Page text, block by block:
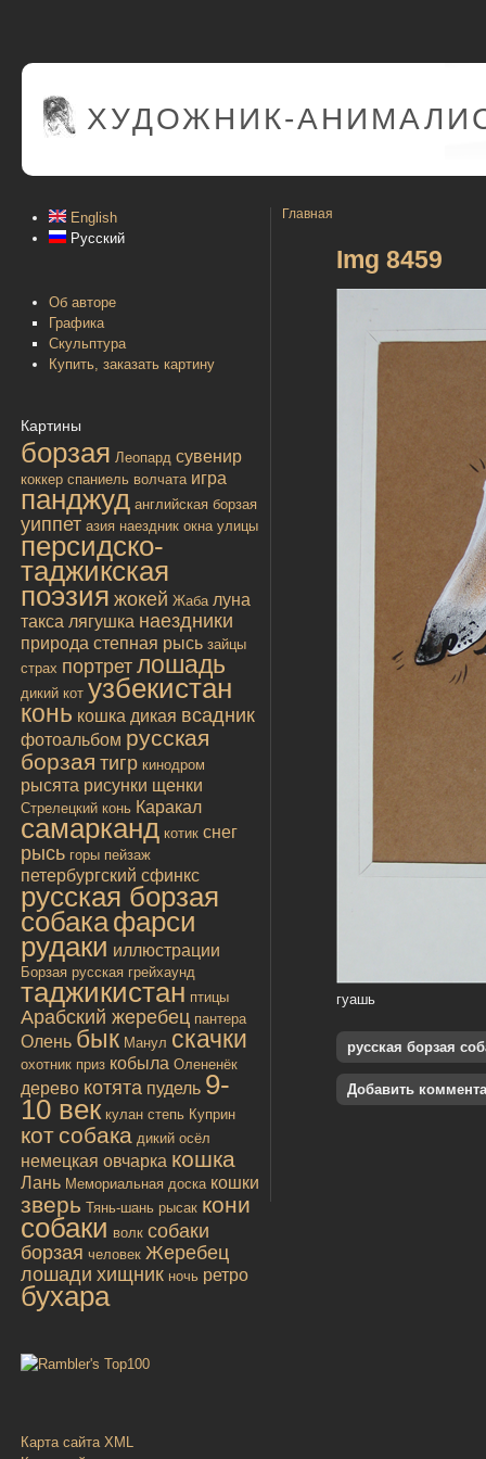
ХУДОЖНИК-
English
Русский
Об авторе
Графика
Скульптура
Купить, заказать картину
Картины
борзая Леопард сувенир
коккер спаниель волчата игра
панджуд английская борзая
уиппет азия наездник окна улицы
персидско-
таджикская
поэзия жокей Жаба луна
такса лягушка наездники
природа степная рысь зайцы
страх портрет лошадь
дикий кот узбекистан
конь кошка дикая всадник
фотоальбом русская
борзая тигр кинодром
рысята рисунки щенки
Стрелецкий конь Каракал
самарканд котик снег
рысь горы пейзаж
петербургский сфинкс
русская борзая
собакафарси
рудаки иллюстрации
Борзая русская грейхаунд
таджикистан птицы
Арабский жеребец пантера
Олень бык Манул скачки
охотник приз кобыла Олененёк
дерево котята пудель 9-
10 век кулан степь Куприн
кот собака дикий осёл
немецкая овчарка кошка
Лань Мемориальная доска кошки
зверь Тянь-шань рысак кони
собаки волк собаки
борзая человек Жеребец
лошади хищник ночь ретро
бухара
Карта сайта XML
Главная
Img 8459
гуашь
русская борзая
Добавить